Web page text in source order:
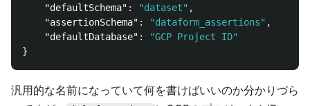
"defaultSchema" : "dataset" ,
"assertionSchema" : "dataform_assertions" ,
"defaultDatabase" :
"GCP Project ID"
}
汎用的な名前になっていて何を書けばいいのか分かりづら